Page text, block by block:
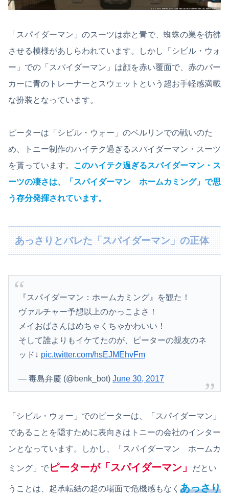
「スパイダーマン」のスーツは赤と青で、蜘蛛の巣を彷彿
させる模様があしらわれています。しかし「シビル・ウォ
ー」での「スパイダーマン」は顔を赤い覆面で、赤のパー
カーに青のトレーナーとスウェットという超お手軽感満載
な扮装となっています。
ピーターは「シビル・ウォー」のベルリンでの戦いのた
め、トニー制作のハイテク過ぎるスパイダーマン・スーツ
を貰っています。 このハイテク過ぎるスパイダーマン・ス
ーツの凄さは、「スパイダーマン ホームカミング」で思
う存分発揮されています。
あっさりとバレた「スパイダーマン」の正体
『スパイダーマン：ホームカミング』を観た！
ヴァルチャー予想以上のかっこよさ！
メイおばさんはめちゃくちゃかわいい！
そして誰よりもイケてたのが、ピーターの親友のネ
ッド↓ pic.twitter.com/hsEJMEhvFm
— 毒島弁慶 (@benk_bot)June 30, 2017
「シビル・ウォー」でのピーターは、「スパイダーマン」
であることを隠すために表向きはトニーの会社のインター
ンとなっています。しかし、「スパイダーマン ホームカ
ミング」でピーターが「スパイダーマン」 だとい
うことは、起承転結の起の場面で危機感もなく あっさり